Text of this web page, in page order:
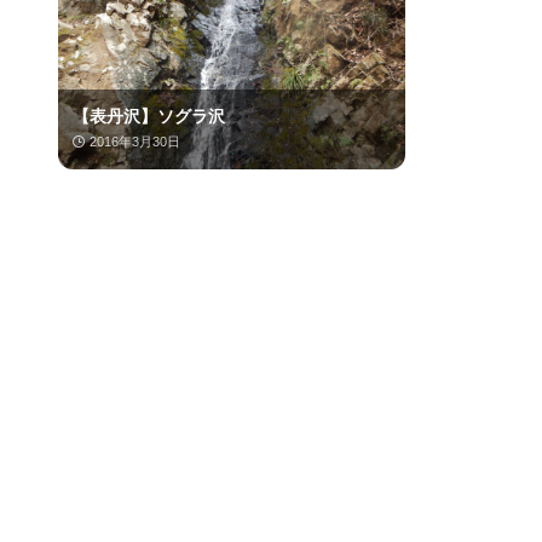
【表丹沢】ソグラ沢
2016年3月30日